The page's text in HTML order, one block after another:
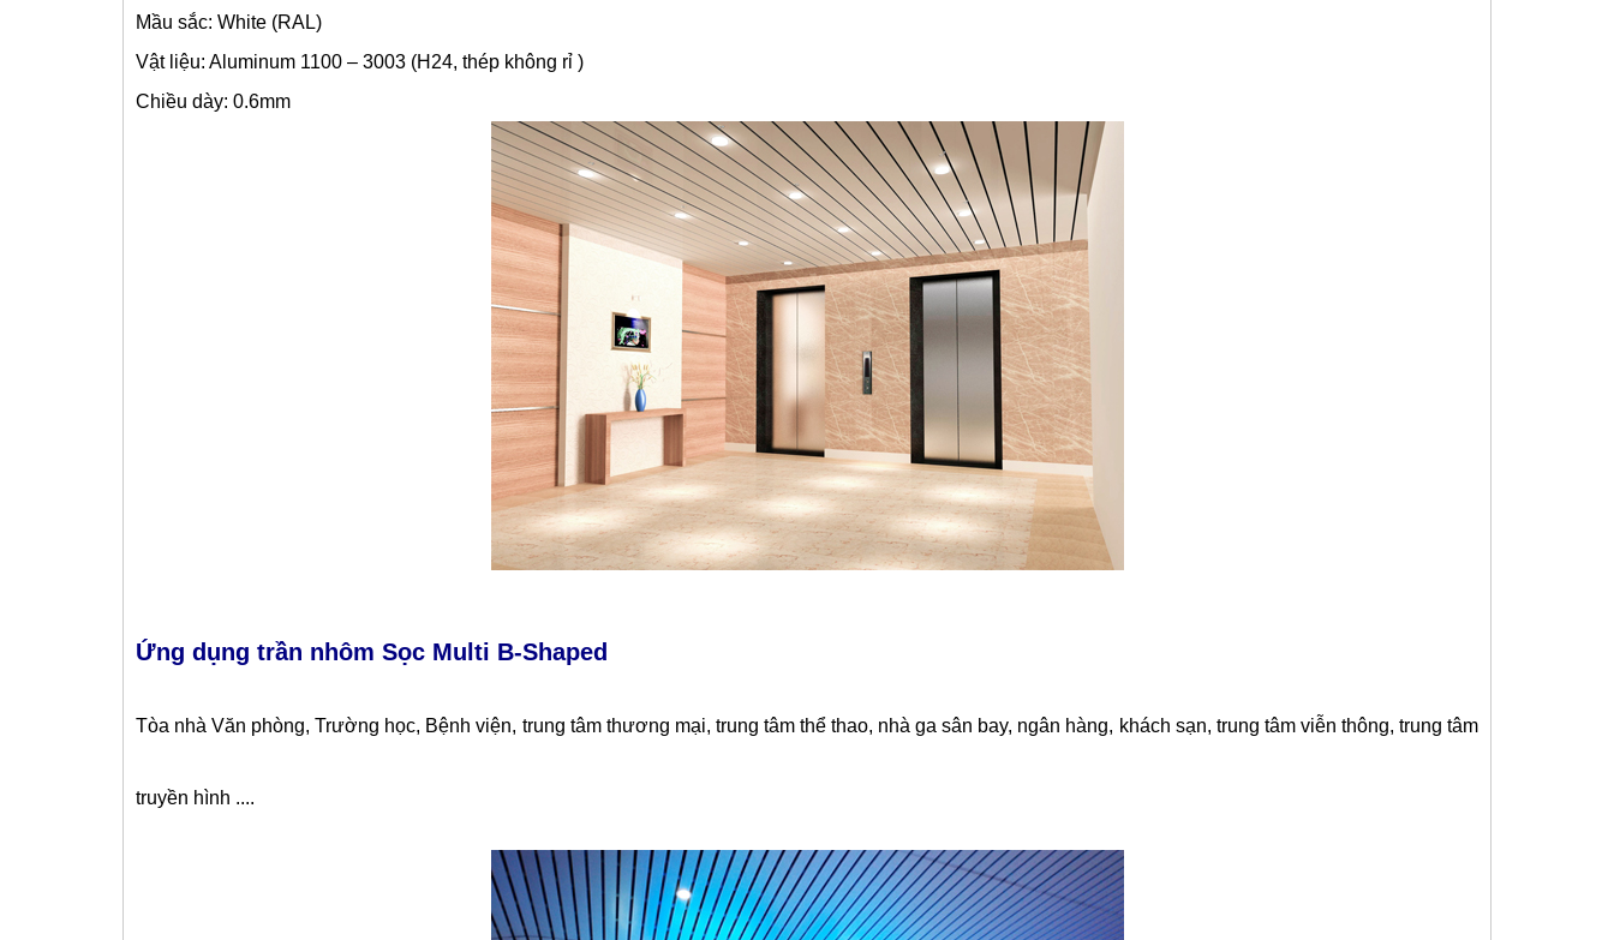
Mầu sắc: White (RAL)
Vật liệu: Aluminum 1100 – 3003 (H24, thép không rỉ )
Chiều dày: 0.6mm
Ứng dụng trần nhôm Sọc Multi B-Shaped
Tòa nhà Văn phòng, Trường học, Bệnh viện, trung tâm thương mại, trung tâm thể thao, nhà ga sân bay, ngân hàng, khách sạn, trung tâm viễn thông, trung tâm
truyền hình ....